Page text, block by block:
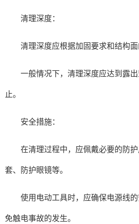
清理深度：
清理深度应根据加固要求和结构面
一般情况下，清理深度应达到露出
止。
安全措施：
在清理过程中，应佩戴必要的防护
套、防护眼镜等。
使用电动工具时，应确保电源线的
免触电事故的发生。